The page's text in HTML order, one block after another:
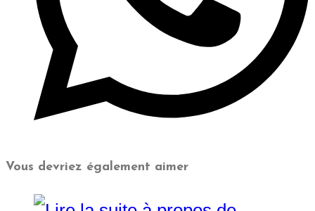
Vous devriez également aimer